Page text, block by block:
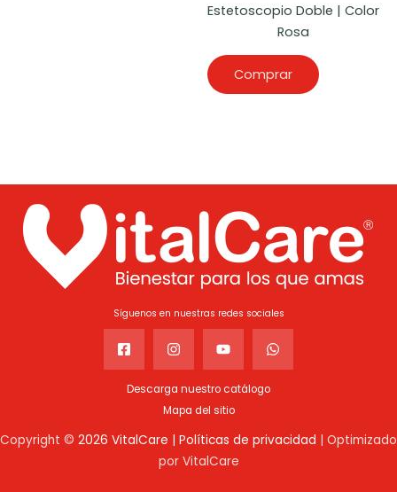
Estetoscopio Doble | Color
Rosa
Comprar
Síguenos en nuestras redes sociales
Descarga nuestro catálogo
Mapa del sitio
Copyright © 2026 VitalCare | Políticas de privacidad
| Optimizado
por VitalCare